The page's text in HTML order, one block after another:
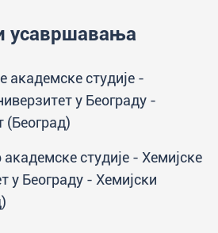
усавршавања
академске студије -
у Београду -
(Београд)
студије - Хемијске
у Београду - Хемијски